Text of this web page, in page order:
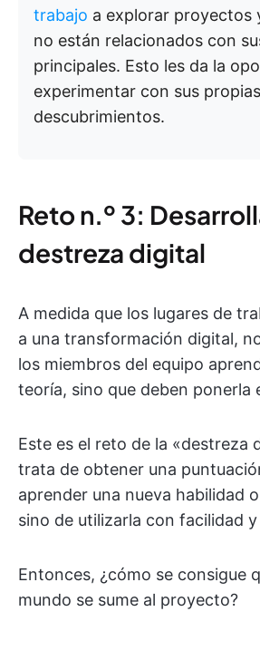
trabajo a explorar proyectos
no están relacionados con
principales. Esto les da la
experimentar con sus
descubrimientos.
Reto n.º 3:
destreza digital
A medida que los lugares de
a una transformación digital,
los miembros del equipo
teoría, sino que deben ponerla
Este es el reto de la «destreza
trata de obtener una
aprender una nueva habilidad
sino de utilizarla con facilidad
Entonces, ¿cómo se consigue
mundo se sume al proyecto?